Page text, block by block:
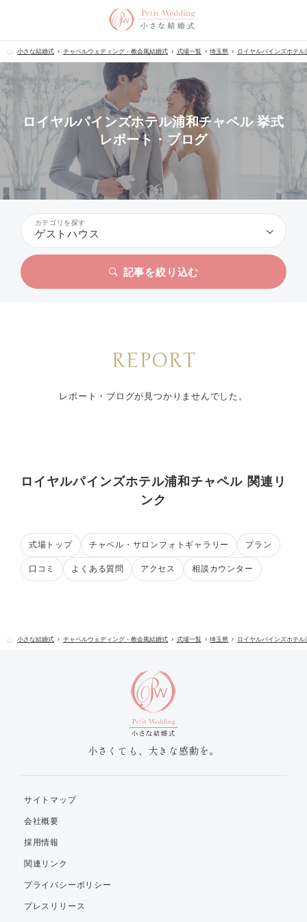
小さな結婚式 チャペルウェディング・教会風結婚式 式場一覧 埼玉県 ロイヤルパインズホテル
ロイヤルパインズホテル浦和チャペル 挙式
レポート・ブログ
カテゴリを探す
ゲストハウス
記事を絞り込む
REPORT
レポート・ブログが見つかりませんでした。
ロイヤルパインズホテル浦和チャペル 関連リ
ンク
式場トップ チャペル・サロンフォトギャラリー プラン
口コミ よくある質問 アクセス 相談カウンター
小さな結婚式 チャペルウェディング・教会風結婚式 式場一覧 埼玉県 ロイヤルパインズホテル
小さくても、大きな感動を。
サイトマップ
会社概要
採用情報
関連リンク
プライバシーポリシー
プレスリリース